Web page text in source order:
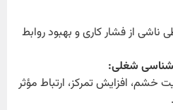
از فشار کاری و بهبود روابط
شغلی:
افزایش تمرکز، ارتباط مؤثر